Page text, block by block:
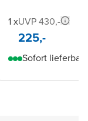
1 xUVP 430,-
225,-
Sofort lieferbar